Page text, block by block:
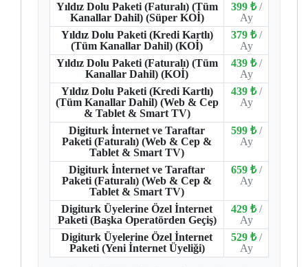
Yıldız Dolu Paketi (Faturalı) (Tüm
Kanallar Dahil) (Süper KOİ)
399 ₺ /
Ay
Yıldız Dolu Paketi (Kredi Kartlı)
(Tüm Kanallar Dahil) (KOİ)
379 ₺ /
Ay
Yıldız Dolu Paketi (Faturalı) (Tüm
Kanallar Dahil) (KOİ)
439 ₺ /
Ay
Yıldız Dolu Paketi (Kredi Kartlı)
(Tüm Kanallar Dahil) (Web & Cep
& Tablet & Smart TV)
439 ₺ /
Ay
Digiturk İnternet ve Taraftar
Paketi (Faturalı) (Web & Cep &
Tablet & Smart TV)
599 ₺ /
Ay
Digiturk İnternet ve Taraftar
Paketi (Faturalı) (Web & Cep &
Tablet & Smart TV)
659 ₺ /
Ay
Digiturk Üyelerine Özel İnternet
Paketi (Başka Operatörden Geçiş)
429 ₺ /
Ay
Digiturk Üyelerine Özel İnternet
Paketi (Yeni İnternet Üyeliği)
529 ₺ /
Ay